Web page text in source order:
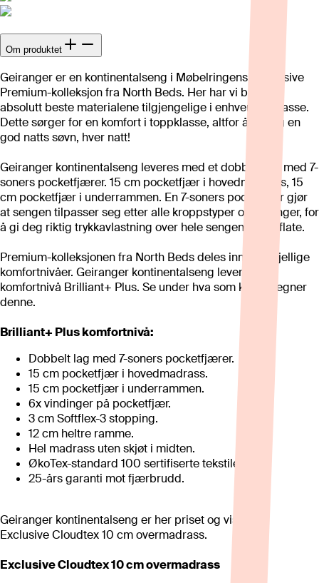
Om produktet
Geiranger er en kontinentalseng i Møbelringens eksklusive
Premium-kolleksjon fra North Beds. Her har vi brukt de
absolutt beste materialene tilgjengelige i enhver prisklasse.
Dette sørger for en komfort i toppklasse, altfor å gi deg en
god natts søvn, hver natt!
Geiranger kontinentalseng leveres med et dobbelt lag med 7-
soners pocketfjærer. 15 cm pocketfjær i hovedmadrass, 15
cm pocketfjær i underrammen. En 7-soners pocketfjær gjør
at sengen tilpasser seg etter alle kroppstyper og fasonger, for
å gi deg riktig trykkavlastning over hele sengens liggeflate.
Premium-kolleksjonen fra North Beds deles inn i forskjellige
komfortnivåer. Geiranger kontinentalseng leveres i
komfortnivå Brilliant+ Plus. Se under hva som kjennetegner
denne.
Brilliant+ Plus komfortnivå:
Dobbelt lag med 7-soners pocketfjærer.
15 cm pocketfjær i hovedmadrass.
15 cm pocketfjær i underrammen.
6x vindinger på pocketfjær.
3 cm Softflex-3 stopping.
12 cm heltre ramme.
Hel madrass uten skjøt i midten.
ØkoTex-standard 100 sertifiserte tekstiler.
25-års garanti mot fjærbrudd.
Geiranger kontinentalseng er her priset og vist med
Exclusive Cloudtex 10 cm overmadrass.
Exclusive Cloudtex 10 cm overmadrass